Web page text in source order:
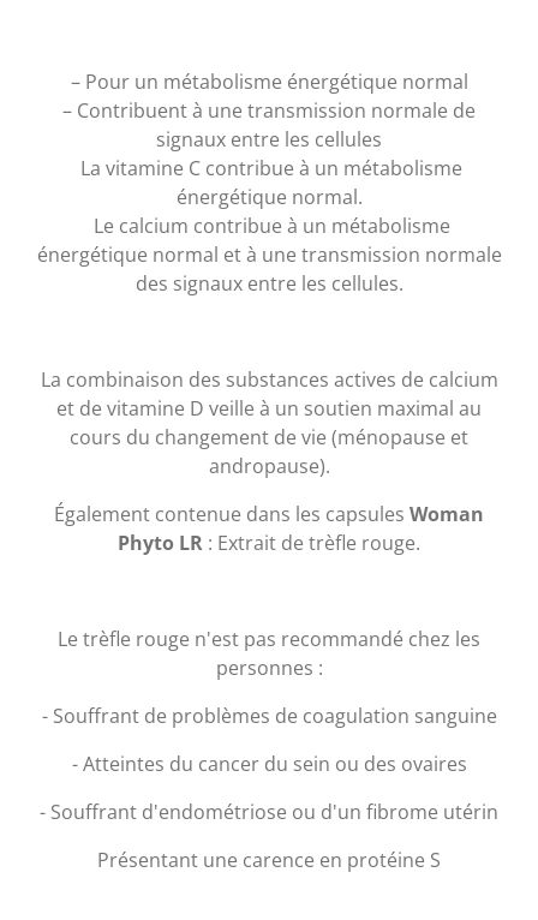
– Pour un métabolisme énergétique normal
– Contribuent à une transmission normale de
signaux entre les cellules
La vitamine C contribue à un métabolisme
énergétique normal.
Le calcium contribue à un métabolisme
énergétique normal et à une transmission normale
des signaux entre les cellules.
La combinaison des substances actives de calcium
et de vitamine D veille à un soutien maximal au
cours du changement de vie (ménopause et
andropause).
Également contenue dans les capsules Woman
Phyto LR : Extrait de trèfle rouge.
Le trèfle rouge n'est pas recommandé chez les
personnes :
- Souffrant de problèmes de coagulation sanguine
- Atteintes du cancer du sein ou des ovaires
- Souffrant d'endométriose ou d'un fibrome utérin
Présentant une carence en protéine S